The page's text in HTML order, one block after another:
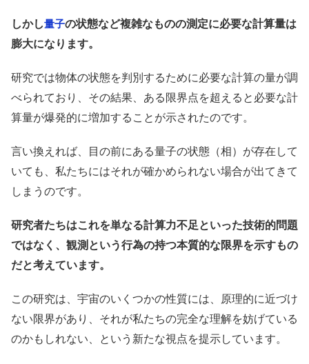
しかし量子の状態など複雑なものの測定に必要な計算量は
膨大になります。
研究では物体の状態を判別するために必要な計算の量が調
べられており、その結果、ある限界点を超えると必要な計
算量が爆発的に増加することが示されたのです。
言い換えれば、目の前にある量子の状態（相）が存在して
いても、私たちにはそれが確かめられない場合が出てきて
しまうのです。
研究者たちはこれを単なる計算力不足といった技術的問題
ではなく、観測という行為の持つ本質的な限界を示すもの
だと考えています。
この研究は、宇宙のいくつかの性質には、原理的に近づけ
ない限界があり、それが私たちの完全な理解を妨げている
のかもしれない、という新たな視点を提示しています。